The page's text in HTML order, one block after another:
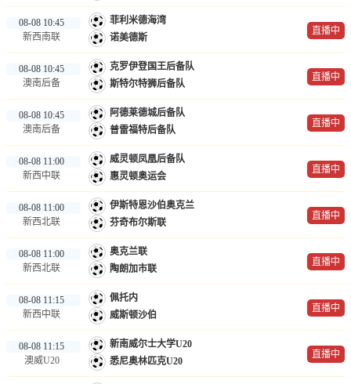
08-08 10:45
新西南联
菲利米德海湾
诺美德斯
直播中
08-08 10:45
澳南后备
克罗伊登国王后备队
斯特尔特狮后备队
直播中
08-08 10:45
澳南后备
阿德莱德城后备队
普雷福特后备队
直播中
08-08 11:00
新西中联
威灵顿凤凰后备队
惠灵顿奥运会
直播中
08-08 11:00
新西北联
伊斯特恩沙伯奥克兰
芬奇布尔斯联
直播中
08-08 11:00
新西北联
奥克兰联
陶朗加市联
直播中
08-08 11:15
新西中联
佩托内
威斯顿沙伯
直播中
08-08 11:15
澳威U20
新南威尔士大学U20
悉尼奥林匹克U20
直播中